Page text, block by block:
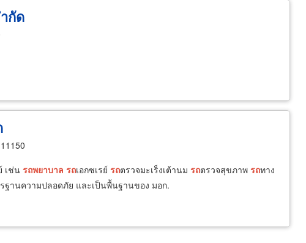
กัด
เช่นรถพยาบาล รถเอกซเรย์ รถตรวจมะเร็งเต้านม รถตรวจสุขภาพ รถทาง
ฐานความปลอดภัย และเป็นพื้นฐานของ มอก.